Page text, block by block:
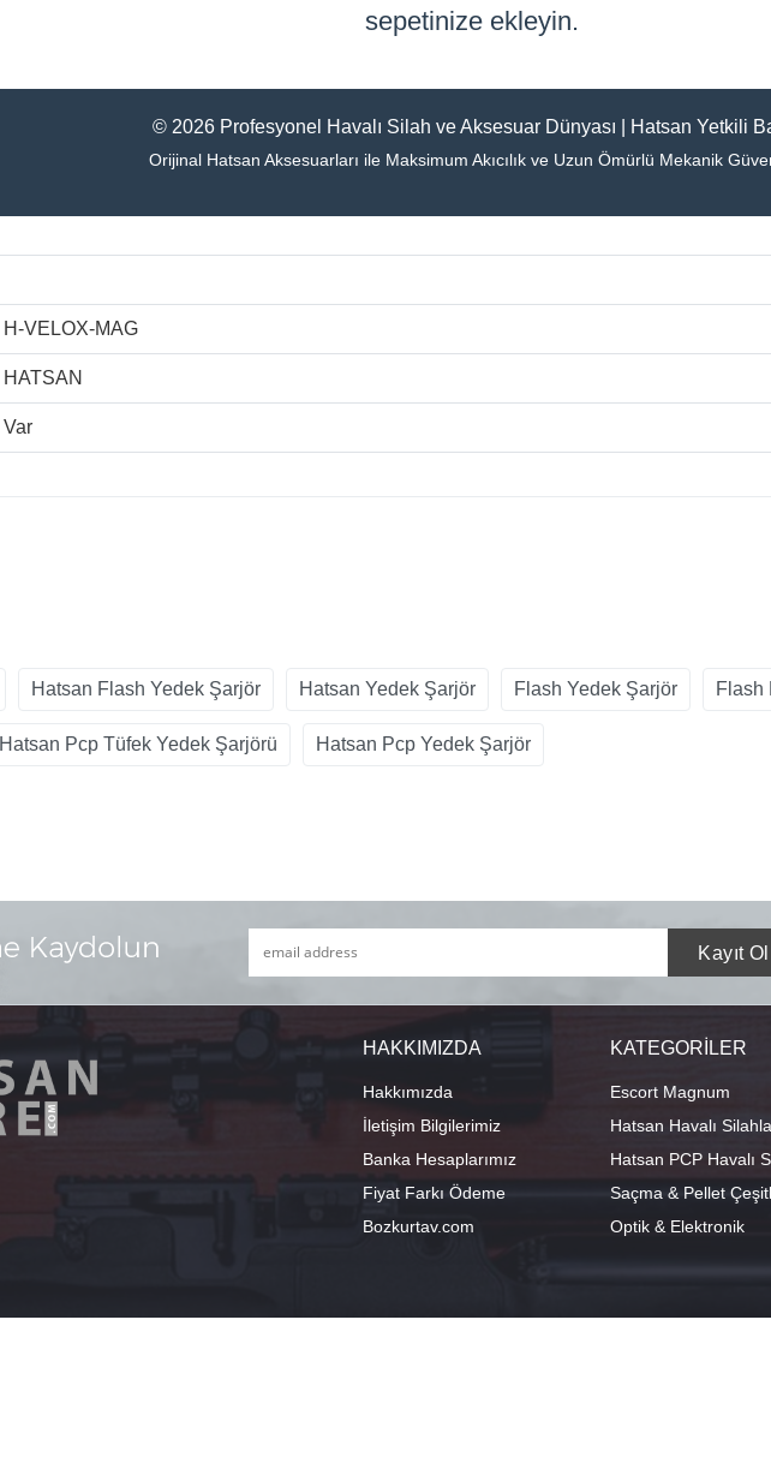
sepetinize ekleyin.
© 2026 Profesyonel Havalı Silah ve Aksesuar Dünyası | Hatsan Yetkili
Orijinal Hatsan Aksesuarları ile Maksimum Akıcılık ve Uzun Ömürlü Mekanik
H-VELOX-MAG
HATSAN
Var
Hatsan Flash Yedek Şarjör Hatsan Yedek Şarjör Flash Yedek Şarjör Flash
Hatsan Pcp Tüfek Yedek Şarjörü Hatsan Pcp Yedek Şarjör
HAKKIMIZDA
Hakkımızda
İletişim Bilgilerimiz
Banka Hesaplarımız
Fiyat Farkı Ödeme
Bozkurtav.com
KATEGORİLER
Escort Magnum
Hatsan Havalı
Hatsan PCP Havalı
Saçma & Pellet
Optik & Elektronik